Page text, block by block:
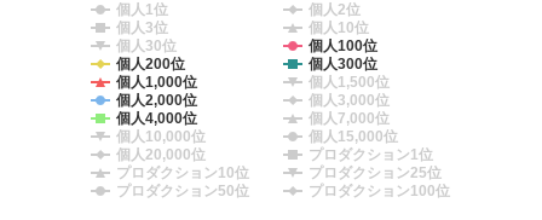
個人1位
個人2位
個人3位
個人10位
個人30位
個人100位
個人200位
個人300位
個人1,000位
個人1,500位
個人2,000位
個人3,000位
個人4,000位
個人7,000位
個人10,000位
個人15,000位
個人20,000位
プロダクション1位
プロダクション10位
プロダクション25位
プロダクション50位
プロダクション100位